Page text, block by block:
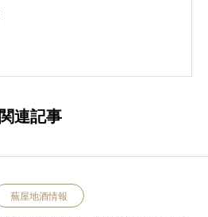
関連記事
蕪屋地酒情報